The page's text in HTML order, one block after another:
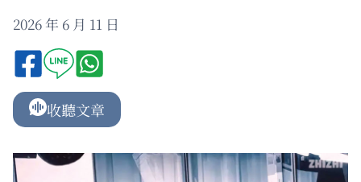
2026 年 6 月 11 日
收聽文章